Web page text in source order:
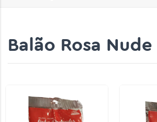
Balão Rosa Nude